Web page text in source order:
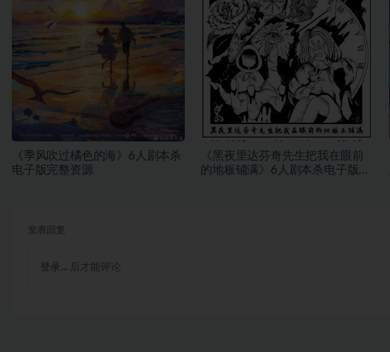
《季风吹过橘色的海》6人剧本杀
电子版完整资源
《黑夜里达芬奇先生把我在眼前
的地板铺满》6人剧本杀电子版完
登录... 后才能评论